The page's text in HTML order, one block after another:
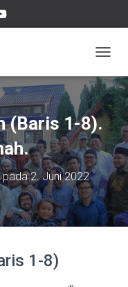
O
G
G
L
N
A
I
G
A
S
(Baris 1-8).
pada2. Juni 2022
1-8)